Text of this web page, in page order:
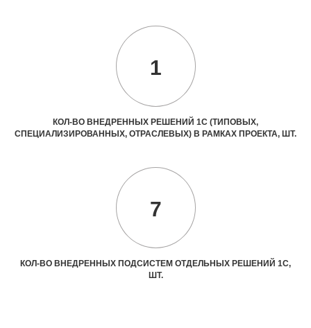
1
КОЛ-ВО ВНЕДРЕННЫХ РЕШЕНИЙ 1С (ТИПОВЫХ,
СПЕЦИАЛИЗИРОВАННЫХ, ОТРАСЛЕВЫХ) В РАМКАХ ПРОЕКТА, ШТ.
7
КОЛ-ВО ВНЕДРЕННЫХ ПОДСИСТЕМ ОТДЕЛЬНЫХ РЕШЕНИЙ 1С,
ШТ.